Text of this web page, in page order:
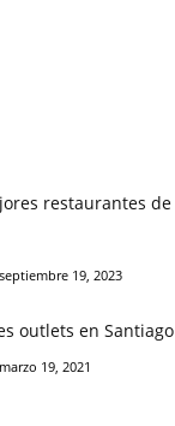
restaurantes de
19, 2023
outlets en Santiago
19, 2021